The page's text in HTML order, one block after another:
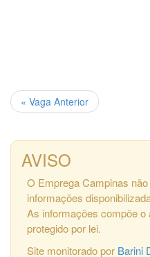
« Vaga Anterior
AVISO
O Emprega Campinas
informações
As informações compõe
protegido por lei.
Site monitorado por Barini